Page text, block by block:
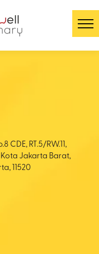
CDE, RT.5/RW.11,
Kota Jakarta Barat,
11520